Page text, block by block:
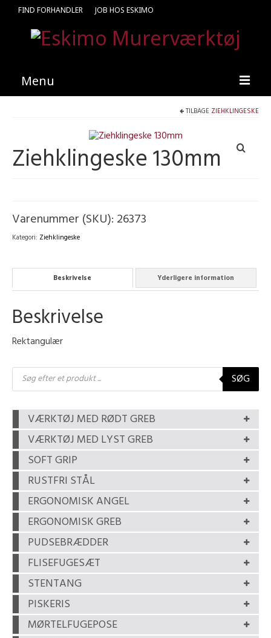
FIND FORHANDLER JOB HOS ESKIMO
Menu
Kataloger
Find en medarbejder
TILBAGE ZIEHKLINGESKE
Ziehklingeske 130mm
Varenummer (SKU): 26373
Kategori: Ziehklingeske
Beskrivelse Yderligere information
Beskrivelse
Rektangulær
Products
search SØG
VÆRKTØJ MED RØDT GREB
VÆRKTØJ MED LYST GREB
SOFT GRIP
RUSTFRI STÅL
ERGONOMISK ANGEL
ERGONOMISK GREB
PUDSEBRÆDDER
FLISEFUGESÆT
STENTANG
PISKERIS
MØRTELFUGEPOSE